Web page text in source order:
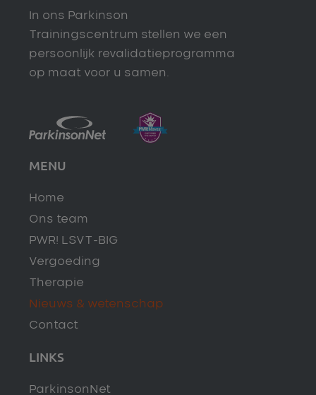
In ons Parkinson
Trainingscentrum stellen we een
persoonlijk revalidatieprogramma
op maat voor u samen.
MENU
Home
Ons team
PWR! LSVT-BIG
Vergoeding
Therapie
Nieuws & wetenschap
Contact
LINKS
ParkinsonNet